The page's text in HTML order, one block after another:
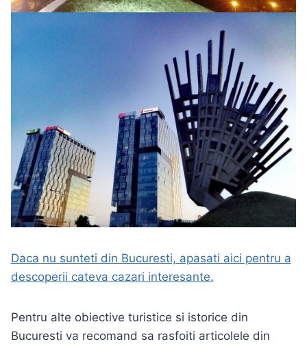
Daca nu sunteti din Bucuresti, apasati aici pentru a
descoperii cateva cazari interesante.
Pentru alte obiective turistice si istorice din
Bucuresti va recomand sa rasfoiti articolele din